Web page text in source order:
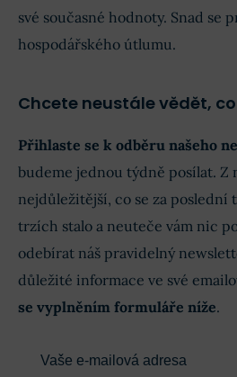
své současné hodnoty. Snad se
hospodářského útlumu.
Chcete neustále vědět,
Přihlaste se k odběru našeho
budeme jednou týdně posílat. Z
nejdůležitější, co se za poslední
trzích stalo a neuteče vám nic
odebírat náš pravidelný
důležité informace ve své
se vyplněním formuláře níže.
Vaše e-mailová adresa